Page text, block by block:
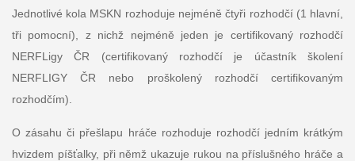
Jednotlivé kola MSKN rozhoduje nejméně čtyři rozhodčí (1 hlavní,
tři pomocní), z nichž nejméně jeden je certifikovaný rozhodčí
NERFLigy ČR (certifikovaný rozhodčí je účastník školení
NERFLIGY ČR nebo proškolený rozhodčí certifikovaným
rozhodčím).
O zásahu či přešlapu hráče rozhoduje rozhodčí jedním krátkým
hvizdem píšťalky, při němž ukazuje rukou na příslušného hráče a